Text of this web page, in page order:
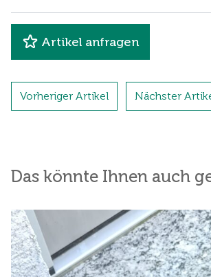
Artikel anfragen
Vorheriger Artikel Nächster
Das könnte Ihnen auch